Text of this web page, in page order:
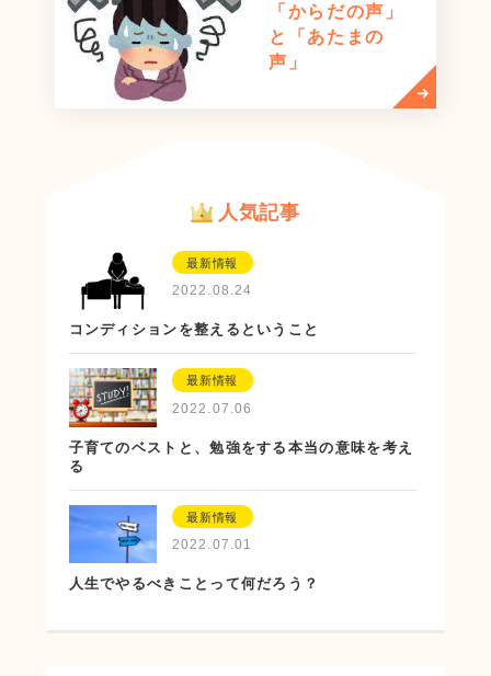
「からだの声」
と「あたまの
声」
人気記事
最新情報
2022.08.24
コンディションを整えるということ
最新情報
2022.07.06
子育てのベストと、勉強をする本当の意味を考え
る
最新情報
2022.07.01
人生でやるべきことって何だろう？